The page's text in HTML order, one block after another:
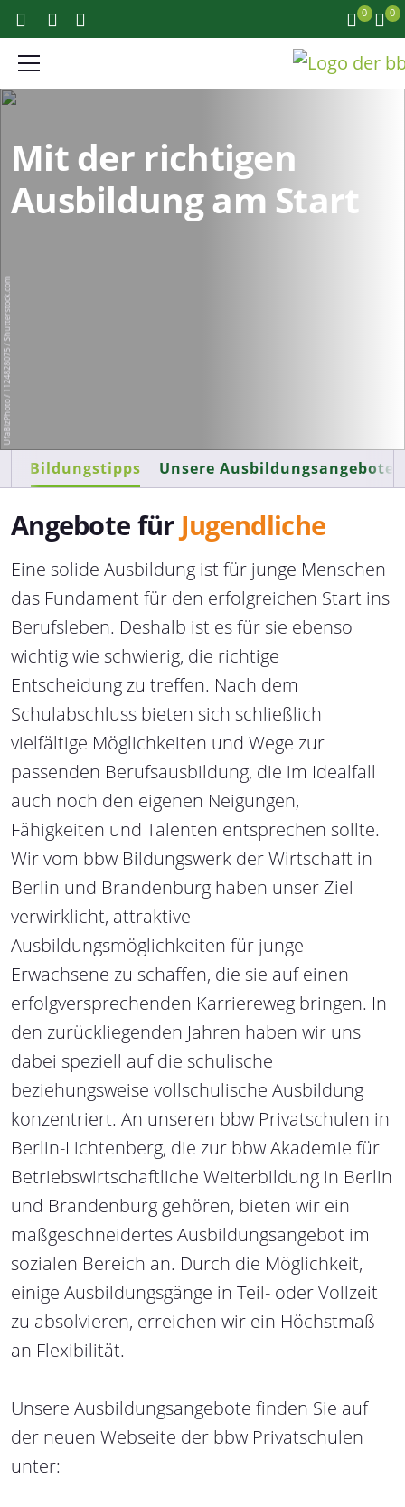
0 0
Mit der richtigen
Ausbildung am Start
UfaBizPhoto / 1124828075 / Shutterstock.com
Bildungstipps Unsere Ausbildungsangebote
Angebote für Jugendliche
Eine solide Ausbildung ist für junge Menschen
das Fundament für den erfolgreichen Start ins
Berufsleben. Deshalb ist es für sie ebenso
wichtig wie schwierig, die richtige
Entscheidung zu treffen. Nach dem
Schulabschluss bieten sich schließlich
vielfältige Möglichkeiten und Wege zur
passenden Berufsausbildung, die im Idealfall
auch noch den eigenen Neigungen,
Fähigkeiten und Talenten entsprechen sollte.
Wir vom bbw Bildungswerk der Wirtschaft in
Berlin und Brandenburg haben unser Ziel
verwirklicht, attraktive
Ausbildungsmöglichkeiten für junge
Erwachsene zu schaffen, die sie auf einen
erfolgversprechenden Karriereweg bringen. In
den zurückliegenden Jahren haben wir uns
dabei speziell auf die schulische
beziehungsweise vollschulische Ausbildung
konzentriert. An unseren bbw Privatschulen in
Berlin-Lichtenberg, die zur bbw Akademie für
Betriebswirtschaftliche Weiterbildung in Berlin
und Brandenburg gehören, bieten wir ein
maßgeschneidertes Ausbildungsangebot im
sozialen Bereich an. Durch die Möglichkeit,
einige Ausbildungsgänge in Teil- oder Vollzeit
zu absolvieren, erreichen wir ein Höchstmaß
an Flexibilität.
Unsere Ausbildungsangebote finden Sie auf
der neuen Webseite der bbw Privatschulen
unter: